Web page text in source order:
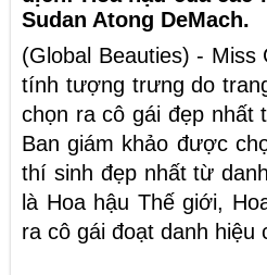
Sudan Atong DeMach.
(Global Beauties) -
tính tượng trưng do
chọn ra cô gái đẹp nhất
Ban giám khảo được
thí sinh đẹp nhất từ
là Hoa hậu Thế giới,
ra cô gái đoạt danh hiệu